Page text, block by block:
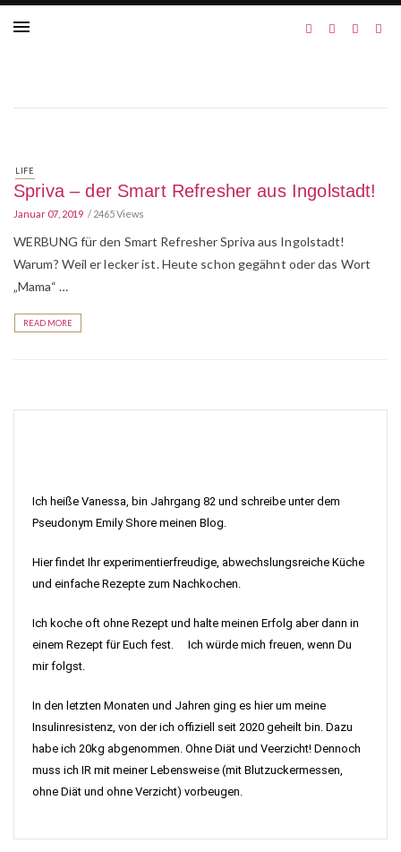
LIFE
Spriva – der Smart Refresher aus Ingolstadt!
Januar 07, 2019 2465 Views
WERBUNG für den Smart Refresher Spriva aus Ingolstadt!
Warum? Weil er lecker ist. Heute schon gegähnt oder das Wort
„Mama“ …
READ MORE
Ich heiße Vanessa, bin Jahrgang 82 und schreibe unter dem
Pseudonym Emily Shore meinen Blog.
Hier findet Ihr experimentierfreudige, abwechslungsreiche Küche
und einfache Rezepte zum Nachkochen.
Ich koche oft ohne Rezept und halte meinen Erfolg aber dann in
einem Rezept für Euch fest. Ich würde mich freuen, wenn Du
mir folgst.
In den letzten Monaten und Jahren ging es hier um meine
Insulinresistenz, von der ich offiziell seit 2020 geheilt bin. Dazu
habe ich 20kg abgenommen. Ohne Diät und Veerzicht! Dennoch
muss ich IR mit meiner Lebensweise (mit Blutzuckermessen,
ohne Diät und ohne Verzicht) vorbeugen.